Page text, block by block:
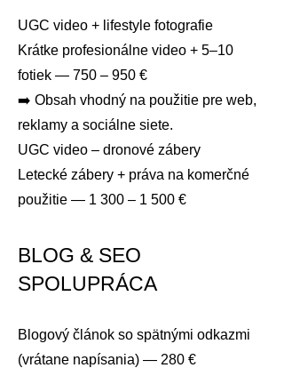
UGC video + lifestyle fotografie
Krátke profesionálne video + 5–10
fotiek — 750 – 950 €
➡️ Obsah vhodný na použitie pre web,
reklamy a sociálne siete.
UGC video – dronové zábery
Letecké zábery + práva na komerčné
použitie — 1 300 – 1 500 €
BLOG & SEO
SPOLUPRÁCA
Blogový článok so spätnými odkazmi
(vrátane napísania) — 280 €